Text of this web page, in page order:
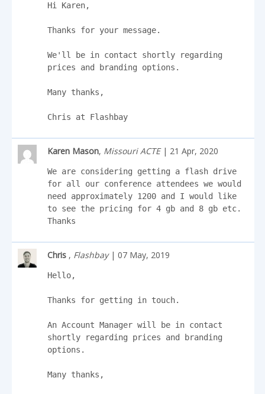
Hi Karen,
Thanks for your message.
We'll be in contact shortly regarding
prices and branding options.
Many thanks,
Chris at Flashbay
Karen Mason, Missouri ACTE| 21 Apr, 2020
We are considering getting a flash drive
for all our conference attendees we would
need approximately 1200 and I would like
to see the pricing for 4 gb and 8 gb etc.
Thanks
Chris , Flashbay| 07 May, 2019
Hello,
Thanks for getting in touch.
An Account Manager will be in contact
shortly regarding prices and branding
options.
Many thanks,